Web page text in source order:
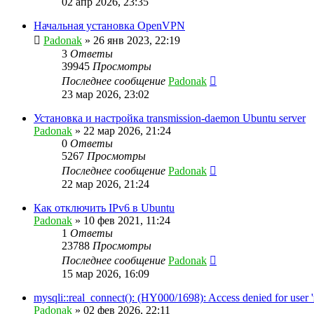
Начальная установка OpenVPN
Padonak » 26 янв 2023, 22:19
3 Ответы
39945 Просмотры
Последнее сообщение Padonak
23 мар 2026, 23:02
Установка и настройка transmission-daemon Ubuntu server
Padonak » 22 мар 2026, 21:24
0 Ответы
5267 Просмотры
Последнее сообщение Padonak
22 мар 2026, 21:24
Как отключить IPv6 в Ubuntu
Padonak » 10 фев 2021, 11:24
1 Ответы
23788 Просмотры
Последнее сообщение Padonak
15 мар 2026, 16:09
mysqli::real_connect(): (HY000/1698): Access denied for user
Padonak » 02 фев 2026, 22:11